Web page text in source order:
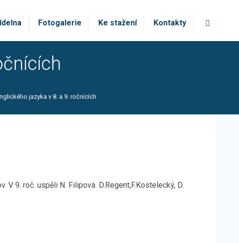
Fotogalerie Ke stažení Kontakty
jazyka v 8. a 9. ročnících
9. roč. uspěli N. Filipová. D.Regent,F.Kostelecký, D.